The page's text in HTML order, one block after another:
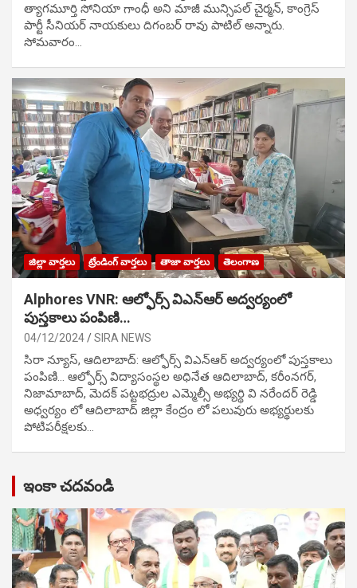
త్యాగమూర్తి సోనియా గాంధీ అని మాజీ మున్సిప‌ల్ చైర్మ‌న్, కాంగ్రెస్
పార్టీ సీనియ‌ర్ నాయ‌కులు దిగంబ‌ర్ రావు పాటిల్ అన్నారు.
సోమవారం…
జిల్లా వార్తలు ట్రేండింగ్ వార్తలు తాజా వార్తలు తెలంగాణ
Alphores VNR: ఆల్ఫోర్స్ విఎన్ఆర్ అద్వర్యంలో
పుస్తకాలు పంపిణి…
04/12/2024 SIRA NEWS
సిరా న్యూస్, ఆదిలాబాద్: ఆల్ఫోర్స్ విఎన్ఆర్ అద్వర్యంలో పుస్తకాలు
పంపిణి… ఆల్ఫోర్స్ విద్యాసంస్థల అధినేత ఆదిలాబాద్, కరీంనగర్,
నిజామాబాద్, మెదక్ పట్టభద్రుల ఎమ్మెల్సీ అభ్యర్థి వి నరేందర్ రెడ్డి
అధ్వర్యం లో ఆదిలాబాద్ జిల్లా కేంద్రం లో పలువురు అభ్యర్థులకు
పోటిప‌రీక్ష‌ల‌కు…
ఇంకా చదవండి